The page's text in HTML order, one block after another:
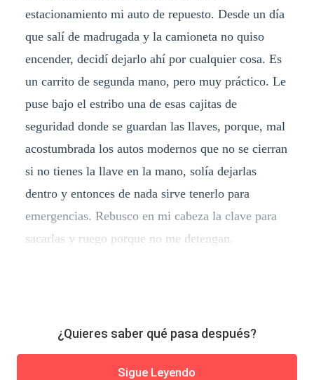
estacionamiento mi auto de repuesto. Desde un día
que salí de madrugada y la camioneta no quiso
encender, decidí dejarlo ahí por cualquier cosa. Es
un carrito de segunda mano, pero muy práctico. Le
puse bajo el estribo una de esas cajitas de
seguridad donde se guardan las llaves, porque, mal
acostumbrada los autos modernos que no se cierran
si no tienes la llave en la mano, solía dejarlas
dentro y entonces de nada sirve tenerlo para
emergencias. Rebusco en mi cabeza la clave para
sacarlas y ruego porque no me detengan.
¿Quieres saber qué pasa después?
Sigue Leyendo